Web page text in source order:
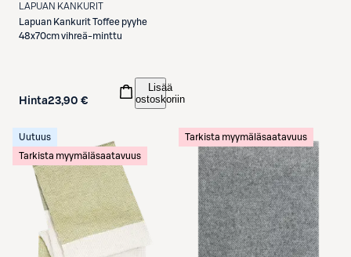
LAPUAN KANKURIT
Lapuan KankuritToffee pyyhe
48x70cm vihreä-minttu
Hinta23,90 €
Lisää
ostoskoriin
Uutuus
Tarkista myymäläsaatavuus
Tarkista myymäläsaatavuus